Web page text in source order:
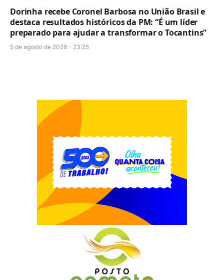
Dorinha recebe Coronel Barbosa no União Brasil e
destaca resultados históricos da PM: “É um líder
preparado para ajudar a transformar o Tocantins”
5 de agosto de 2026 - 23:25